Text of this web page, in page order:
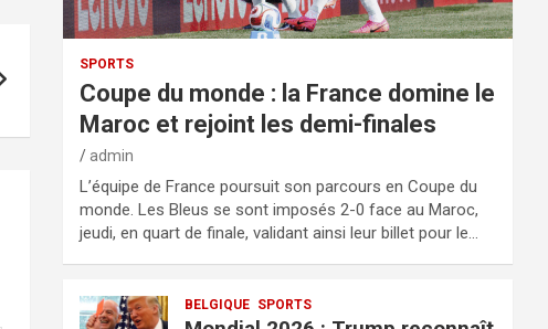
SPORTS
Coupe du monde : la France domine le
Maroc et rejoint les demi-finales
admin
L’équipe de France poursuit son parcours en Coupe du
monde. Les Bleus se sont imposés 2-0 face au Maroc,
jeudi, en quart de finale, validant ainsi leur billet pour le…
BELGIQUE SPORTS